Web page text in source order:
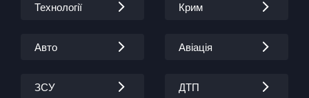
Технології Крим
Авто Авіація
ЗСУ ДТП